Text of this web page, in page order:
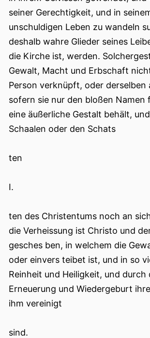
seiner Gerechtigkeit, und in
unschuldigen Leben zu wandeln
deshalb wahre Glieder seines
die Kirche ist, werden.
Gewalt, Macht und Erbschaft
Person verknüpft, oder derselben
sofern sie nur den bloßen Namen
eine äußerliche Gestalt behält,
Schaalen oder den Schats
ten
I.
ten des Christentums noch an
die Verheissung ist Christo und
gesches ben, in welchem die
oder einvers teibet ist, und in so
Reinheit und Heiligkeit, und durch
Erneuerung und Wiedergeburt
ihm vereinigt
sind.